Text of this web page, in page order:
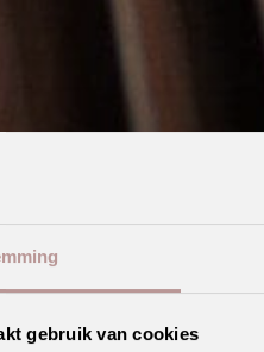
gebruik van cookies